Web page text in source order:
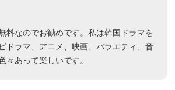
料なのでお勧めです。私は韓国ドラマを
ドラマ、アニメ、映画、バラエティ、音
々あって楽しいです。